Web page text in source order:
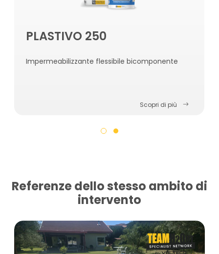
PLASTIVO 250
Impermeabilizzante flessibile bicomponente
Scopri di più
Referenze dello stesso ambito di
intervento